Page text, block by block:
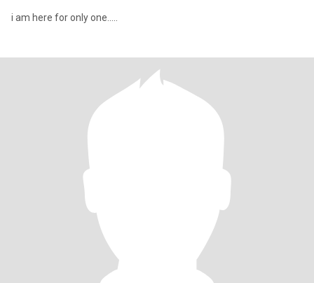
i am here for only one.....